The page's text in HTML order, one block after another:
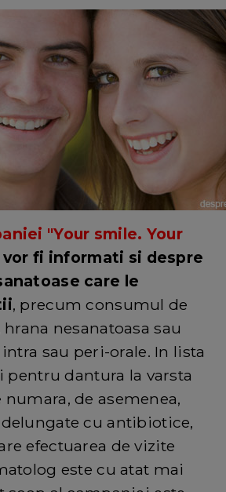
"Your smile. Your
fi informati si despre
care le
, precum consumul de
nesanatoasa sau
sau peri-orale. In lista
dantura la varsta
de asemenea,
cu antibiotice,
efectuarea de vizite
este cu atat mai